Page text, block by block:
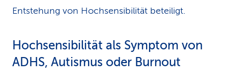
Entstehung von Hochsensibilität beteiligt.
Hochsensibilität als Symptom von
ADHS, Autismus oder Burnout